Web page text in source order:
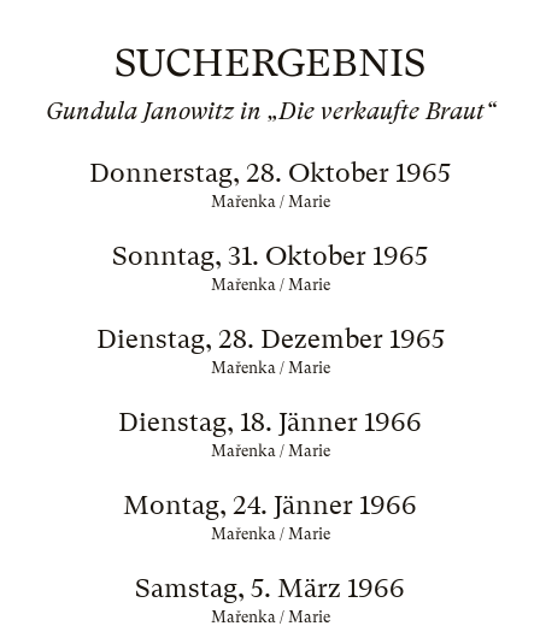
SUCHERGEBNIS
Gundula Janowitz in „Die verkaufte Braut“
Donnerstag, 28. Oktober 1965
Mařenka / Marie
Sonntag, 31. Oktober 1965
Mařenka / Marie
Dienstag, 28. Dezember 1965
Mařenka / Marie
Dienstag, 18. Jänner 1966
Mařenka / Marie
Montag, 24. Jänner 1966
Mařenka / Marie
Samstag, 5. März 1966
Mařenka / Marie